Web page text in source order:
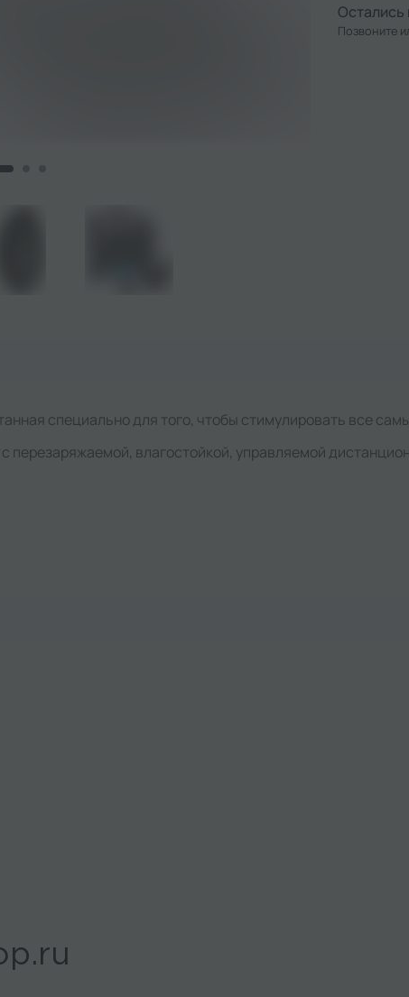
Позвоните
специально для того, чтобы стимулировать все
перезаряжаемой, влагостойкой, управляемой